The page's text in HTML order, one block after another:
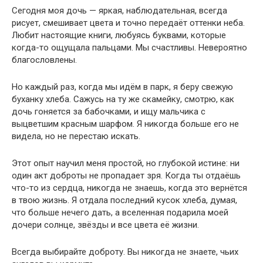
Сегодня моя дочь — яркая, наблюдательная, всегда
рисует, смешивает цвета и точно передаёт оттенки неба.
Любит настоящие книги, любуясь буквами, которые
когда-то ощущала пальцами. Мы счастливы. Невероятно
благословлены.
Но каждый раз, когда мы идём в парк, я беру свежую
буханку хлеба. Сажусь на ту же скамейку, смотрю, как
дочь гоняется за бабочками, и ищу мальчика с
выцветшим красным шарфом. Я никогда больше его не
видела, но не перестаю искать.
Этот опыт научил меня простой, но глубокой истине: ни
один акт доброты не пропадает зря. Когда ты отдаёшь
что-то из сердца, никогда не знаешь, когда это вернётся
в твою жизнь. Я отдала последний кусок хлеба, думая,
что больше нечего дать, а вселенная подарила моей
дочери солнце, звёзды и все цвета её жизни.
Всегда выбирайте доброту. Вы никогда не знаете, чьих